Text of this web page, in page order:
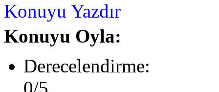
Konuyu Yazdır
Konuyu Oyla:
Derecelendirme: